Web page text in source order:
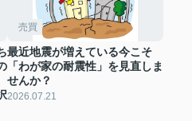
売買
最近地震が増えている今こそ
「わが家の耐震性」を見直しま
せんか？
2026.07.21